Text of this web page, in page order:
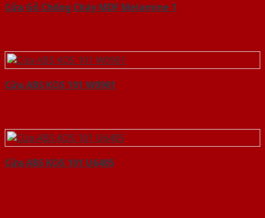
Cửa Gỗ Chống Cháy MDF Melamine 1
Cửa ABS KOS 101 W0901
Cửa ABS KOS 101 U6405